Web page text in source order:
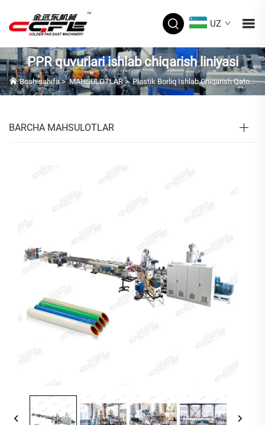
UZ
PPR quvurlari ishlab chiqarish liniyasi
Bosh sahifa>MAHSULOTLAR>Plastik Borliq Ishlab Chiqarish Qatori >
BARCHA MAHSULOTLAR